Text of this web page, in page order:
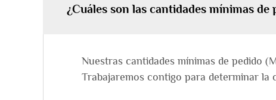
¿Cuáles son las cantidades mínimas
Nuestras cantidades mínimas de pedido
Trabajaremos contigo para determinar la